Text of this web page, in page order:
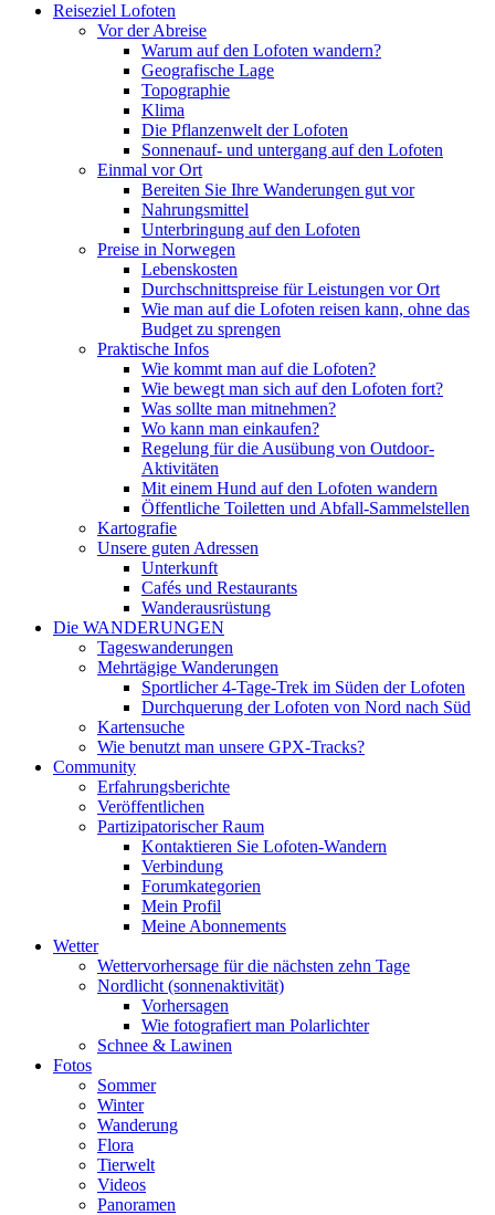
Reiseziel Lofoten
Vor der Abreise
Warum auf den Lofoten wandern?
Geografische Lage
Topographie
Klima
Die Pflanzenwelt der Lofoten
Sonnenauf- und untergang auf den Lofoten
Einmal vor Ort
Bereiten Sie Ihre Wanderungen gut vor
Nahrungsmittel
Unterbringung auf den Lofoten
Preise in Norwegen
Lebenskosten
Durchschnittspreise für Leistungen vor Ort
Wie man auf die Lofoten reisen kann, ohne das
Budget zu sprengen
Praktische Infos
Wie kommt man auf die Lofoten?
Wie bewegt man sich auf den Lofoten fort?
Was sollte man mitnehmen?
Wo kann man einkaufen?
Regelung für die Ausübung von Outdoor-
Aktivitäten
Mit einem Hund auf den Lofoten wandern
Öffentliche Toiletten und Abfall-Sammelstellen
Kartografie
Unsere guten Adressen
Unterkunft
Cafés und Restaurants
Wanderausrüstung
Die WANDERUNGEN
Tageswanderungen
Mehrtägige Wanderungen
Sportlicher 4-Tage-Trek im Süden der Lofoten
Durchquerung der Lofoten von Nord nach Süd
Kartensuche
Wie benutzt man unsere GPX-Tracks?
Community
Erfahrungsberichte
Veröffentlichen
Partizipatorischer Raum
Kontaktieren Sie Lofoten-Wandern
Verbindung
Forumkategorien
Mein Profil
Meine Abonnements
Wetter
Wettervorhersage für die nächsten zehn Tage
Nordlicht (sonnenaktivität)
Vorhersagen
Wie fotografiert man Polarlichter
Schnee & Lawinen
Fotos
Sommer
Winter
Wanderung
Flora
Tierwelt
Videos
Panoramen